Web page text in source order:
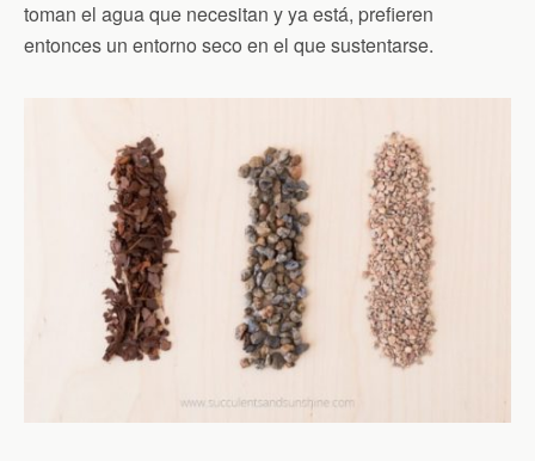
toman el agua que necesitan y ya está, prefieren
entonces un entorno seco en el que sustentarse.